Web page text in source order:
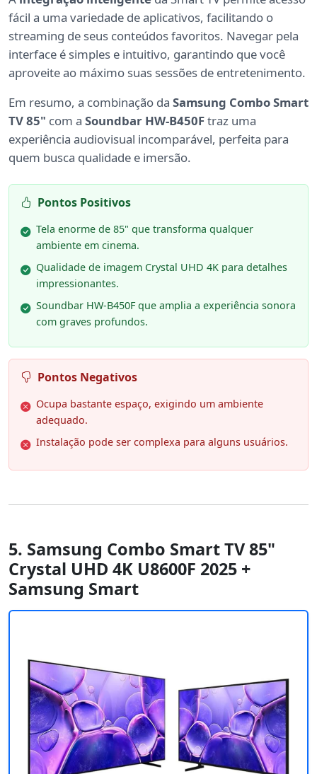
fácil a uma variedade de aplicativos, facilitando o
streaming de seus conteúdos favoritos. Navegar pela
interface é simples e intuitivo, garantindo que você
aproveite ao máximo suas sessões de entretenimento.
Em resumo, a combinação da Samsung Combo Smart
TV 85" com a Soundbar HW-B450Ftraz uma
experiência audiovisual incomparável, perfeita para
quem busca qualidade e imersão.
Pontos Positivos
Tela enorme de 85" que transforma qualquer
ambiente em cinema.
Qualidade de imagem Crystal UHD 4K para detalhes
impressionantes.
Soundbar HW-B450F que amplia a experiência sonora
com graves profundos.
Pontos Negativos
Ocupa bastante espaço, exigindo um ambiente
adequado.
Instalação pode ser complexa para alguns usuários.
5. Samsung Combo Smart TV 85"
Crystal UHD 4K U8600F 2025 +
Samsung Smart